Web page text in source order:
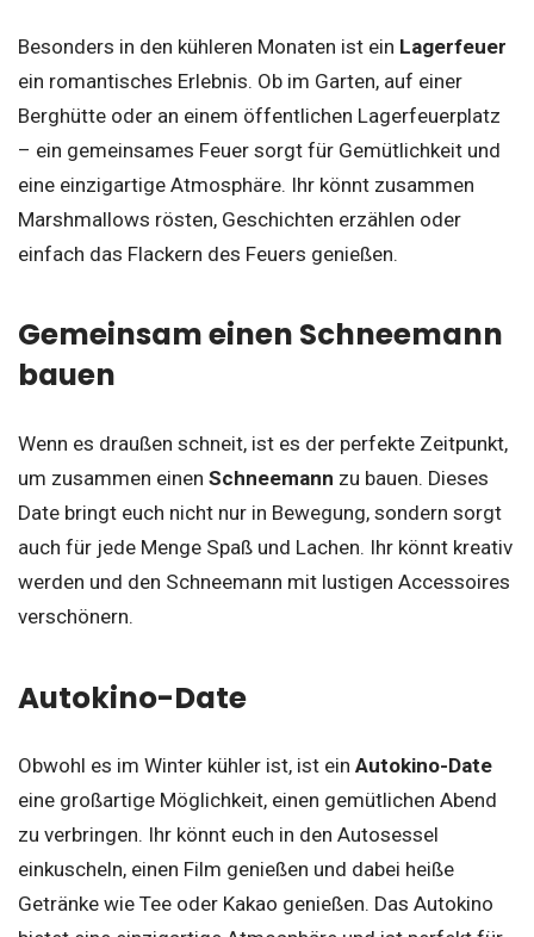
Besonders in den kühleren Monaten ist ein Lagerfeuer
ein romantisches Erlebnis. Ob im Garten, auf einer
Berghütte oder an einem öffentlichen Lagerfeuerplatz
– ein gemeinsames Feuer sorgt für Gemütlichkeit und
eine einzigartige Atmosphäre. Ihr könnt zusammen
Marshmallows rösten, Geschichten erzählen oder
einfach das Flackern des Feuers genießen.
Gemeinsam einen Schneemann
bauen
Wenn es draußen schneit, ist es der perfekte Zeitpunkt,
um zusammen einen Schneemann zu bauen. Dieses
Date bringt euch nicht nur in Bewegung, sondern sorgt
auch für jede Menge Spaß und Lachen. Ihr könnt kreativ
werden und den Schneemann mit lustigen Accessoires
verschönern.
Autokino-Date
Obwohl es im Winter kühler ist, ist ein Autokino-Date
eine großartige Möglichkeit, einen gemütlichen Abend
zu verbringen. Ihr könnt euch in den Autosessel
einkuscheln, einen Film genießen und dabei heiße
Getränke wie Tee oder Kakao genießen. Das Autokino